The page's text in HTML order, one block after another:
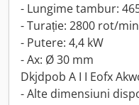
- Lungime tambur:
- Turație: 2800 rot/min
- Putere: 4,4 kW
- Ax: Ø 30 mm
Dkjdpob A I I Eofx
- Alte dimensiuni